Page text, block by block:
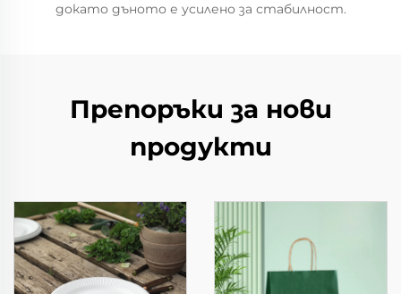
докато дъното е усилено за стабилност.
Препоръки за нови
продукти